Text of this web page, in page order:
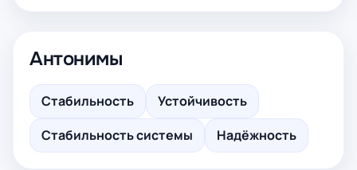
Антонимы
Стабильность
Устойчивость
Стабильность системы
Надёжность